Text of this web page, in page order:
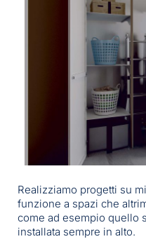
Realizziamo progetti su
funzione a spazi che
come ad esempio quello
installata sempre in alto.